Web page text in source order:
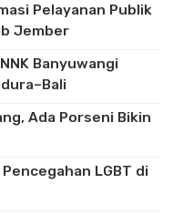
Pelayanan Publik
Jember
Banyuwangi
Ada Porseni Bikin
LGBT di